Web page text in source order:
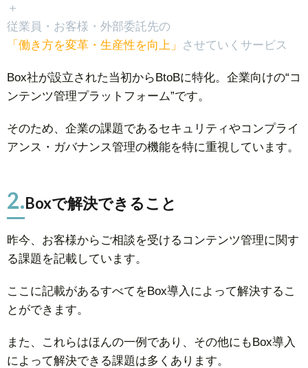
＋
従業員・お客様・外部委託先の
「働き方を変革・生産性を向上」
させていくサービス
Box社が設立された当初からBtoBに特化。企業向けの“コ
ンテンツ管理プラットフォーム”です。
そのため、企業の課題であるセキュリティやコンプライ
アンス・ガバナンス管理の機能を特に重視しています。
2.Boxで解決できること
昨今、お客様からご相談を受けるコンテンツ管理に関す
る課題を記載しています。
ここに記載があるすべてをBox導入によって解決するこ
とができます。
また、これらはほんの一例であり、その他にもBox導入
によって解決できる課題は多くあります。